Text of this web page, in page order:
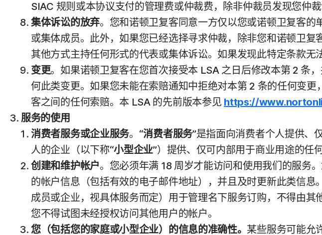
SIAC 规则或本协议支付的管理费或仲裁费，除非仲裁员发现您仲
集体诉讼的放弃。您和诺顿卫复客同意一方仅以您或诺顿卫复客
或集体成员。此外，如果您已经选择寻求仲裁，除非您和诺顿卫
其他方式主持任何形式的代表或集体诉讼。如果发现此特定条款无
变更。如果诺顿卫复客在您首次接受本 LSA 之日后修改本第 2 条
何此类变更。如果您未能在索赔通知中拒绝对本第 2 条的任何变
客之间的任何索赔。本 LSA 的先前版本参见 https://
服务的使用
消费者服务或企业服务。“消费者服务”是指面向消费者个人提供、
人的企业（以下称“小型企业”）提供、仅可内部用于商业用途的任
创建和维护帐户。您必须年满 18 周岁才能访问和使用我们的服务
的帐户信息（包括有效的电子邮件地址），并且及时更新此类信
成员或企业，视具体服务而定）用于管理名下服务订购，不得由
您不得试图未经授权访问其他用户的帐户。
您（包括您的家庭或小型企业）的信息的准确性。 某些服务可能允